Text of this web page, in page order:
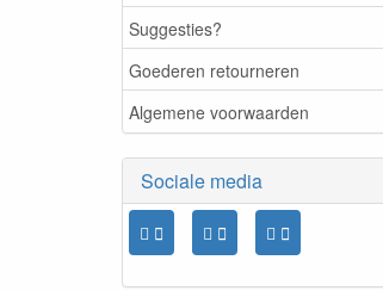
Suggesties?
Goederen retourneren
Algemene voorwaarden
Sociale media